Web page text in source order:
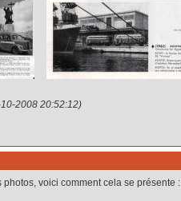
2008 20:52:12)
voici comment cela se présente :